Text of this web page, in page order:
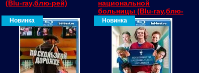
(Blu-ray,блю-рей)
Новинка
национальной
больницы (Blu-ray,блю-
рей)
Новинка